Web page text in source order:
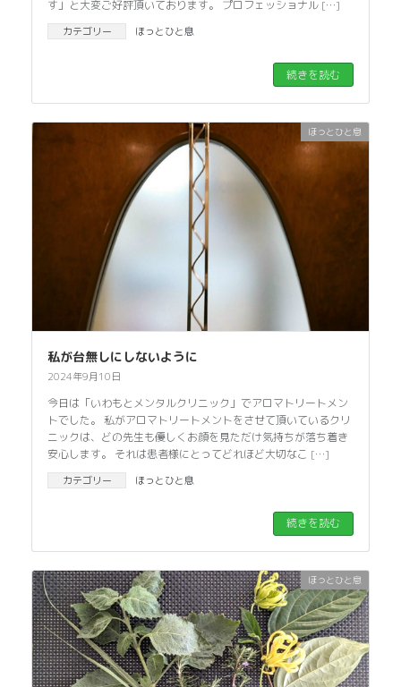
す」と大変ご好評頂いております。 プロフェッショナル […]
カテゴリー ほっとひと息
続きを読む
ほっとひと息
私が台無しにしないように
2024年9月10日
今日は「いわもとメンタルクリニック」でアロマトリートメン
トでした。 私がアロマトリートメントをさせて頂いているクリ
ニックは、どの先生も優しくお顔を見ただけ気持ちが落ち着き
安心します。 それは患者様にとってどれほど大切なこ […]
カテゴリー ほっとひと息
続きを読む
ほっとひと息